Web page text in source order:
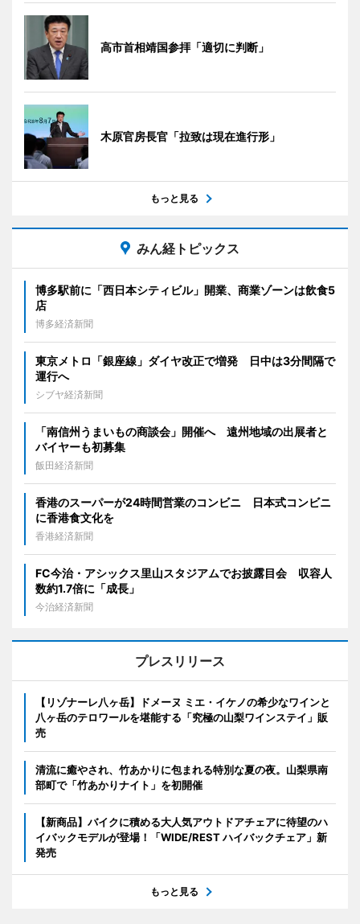
高市首相靖国参拝「適切に判断」
木原官房長官「拉致は現在進行形」
もっと見る
みん経トピックス
博多駅前に「西日本シティビル」開業、商業ゾーンは飲食5
店
博多経済新聞
東京メトロ「銀座線」ダイヤ改正で増発 日中は3分間隔で
運行へ
シブヤ経済新聞
「南信州うまいもの商談会」開催へ 遠州地域の出展者と
バイヤーも初募集
飯田経済新聞
香港のスーパーが24時間営業のコンビニ 日本式コンビニ
に香港食文化を
香港経済新聞
FC今治・アシックス里山スタジアムでお披露目会 収容人
数約1.7倍に「成長」
今治経済新聞
プレスリリース
【リゾナーレ八ヶ岳】ドメーヌ ミエ・イケノの希少なワインと
八ヶ岳のテロワールを堪能する「究極の山梨ワインステイ」販
売
清流に癒やされ、竹あかりに包まれる特別な夏の夜。山梨県南
部町で「竹あかりナイト」を初開催
【新商品】バイクに積める大人気アウトドアチェアに待望のハ
イバックモデルが登場！「WIDE/REST ハイバックチェア」新
発売
もっと見る